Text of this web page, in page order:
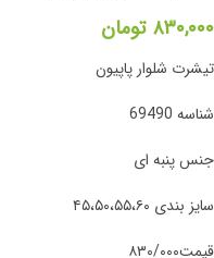
۸۳۰,۰۰۰ تومان
تیشرت شلوار پاپیون
شناسه 69490
جنس پنبه ای
سایز بندی ۴۵،۵۰،۵۵،۶۰
قیمت۸۳۰/۰۰۰